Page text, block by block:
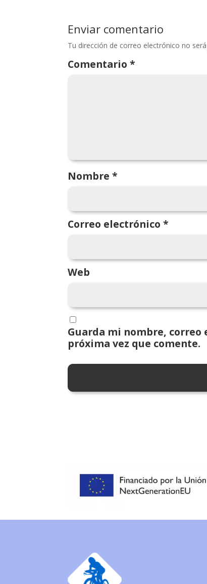
Enviar comentario
Tu dirección de correo electrónico no
Comentario*
Nombre*
Correo electrónico*
Web
Guarda mi nombre, correo
próxima vez que comente.